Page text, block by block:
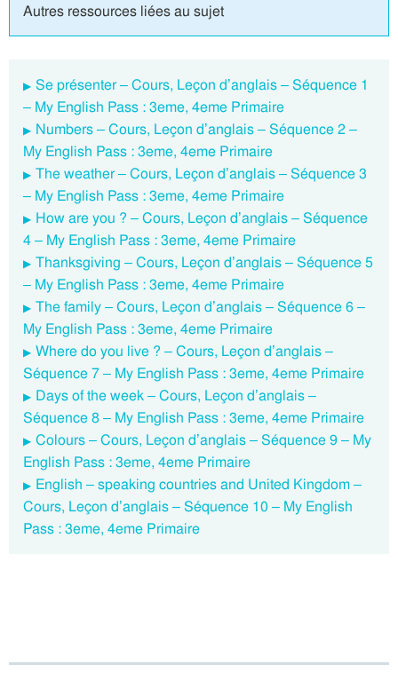
Autres ressources liées au sujet
Se présenter – Cours, Leçon d’anglais – Séquence 1
– My English Pass : 3eme, 4eme Primaire
Numbers – Cours, Leçon d’anglais – Séquence 2 –
My English Pass : 3eme, 4eme Primaire
The weather – Cours, Leçon d’anglais – Séquence 3
– My English Pass : 3eme, 4eme Primaire
How are you ? – Cours, Leçon d’anglais – Séquence
4 – My English Pass : 3eme, 4eme Primaire
Thanksgiving – Cours, Leçon d’anglais – Séquence 5
– My English Pass : 3eme, 4eme Primaire
The family – Cours, Leçon d’anglais – Séquence 6 –
My English Pass : 3eme, 4eme Primaire
Where do you live ? – Cours, Leçon d’anglais –
Séquence 7 – My English Pass : 3eme, 4eme Primaire
Days of the week – Cours, Leçon d’anglais –
Séquence 8 – My English Pass : 3eme, 4eme Primaire
Colours – Cours, Leçon d’anglais – Séquence 9 – My
English Pass : 3eme, 4eme Primaire
English – speaking countries and United Kingdom –
Cours, Leçon d’anglais – Séquence 10 – My English
Pass : 3eme, 4eme Primaire